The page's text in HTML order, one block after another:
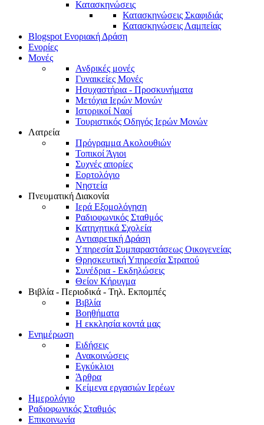
Κατασκηνώσεις
Κατασκηνώσεις Σκαφιδιάς
Κατασκηνώσεις Λαμπείας
Blogspot Ενοριακή Δράση
Ενορίες
Μονές
Ανδρικές μονές
Γυναικείες Μονές
Ησυχαστήρια - Προσκυνήματα
Μετόχια Ιερών Μονών
Ιστορικοί Ναοί
Τουριστικός Οδηγός Ιερών Μονών
Λατρεία
Πρόγραμμα Ακολουθιών
Τοπικοί Άγιοι
Συχνές απορίες
Εορτολόγιο
Νηστεία
Πνευματική Διακονία
Ιερά Εξομολόγηση
Ραδιοφωνικός Σταθμός
Κατηχητικά Σχολεία
Αντιαιρετική Δράση
Υπηρεσία Συμπαραστάσεως Οικογενείας
Θρησκευτική Υπηρεσία Στρατού
Συνέδρια - Εκδηλώσεις
Θείον Κήρυγμα
Βιβλία - Περιοδικά - Τηλ. Εκπομπές
Βιβλία
Βοηθήματα
Η εκκλησία κοντά μας
Ενημέρωση
Ειδήσεις
Ανακοινώσεις
Εγκύκλιοι
Άρθρα
Κείμενα εργασιών Ιερέων
Ημερολόγιο
Ραδιοφωνικός Σταθμός
Επικοινωνία